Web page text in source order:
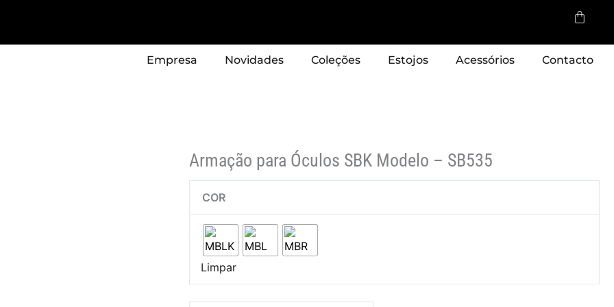
Cart
Empresa Novidades Coleções Estojos Acessórios Contacto
Armação para Óculos SBK Modelo – SB535
COR
Limpar
Armação
para
SB535